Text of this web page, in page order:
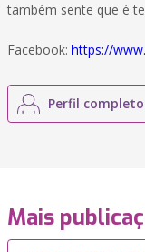
também sente que é
Facebook: https://
Perfil completo
Mais